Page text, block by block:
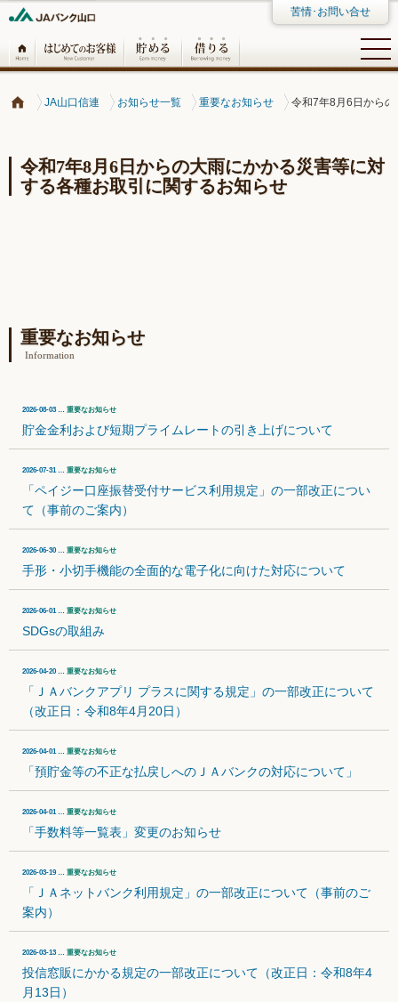
苦情･お問い合せ
JA山口信連 お知らせ一覧 重要なお知らせ 令和7年8月6日から
令和7年8月6日からの大雨にかかる災害等に対
する各種お取引に関するお知らせ
重要なお知らせ
Information
2026-08-03 … 重要なお知らせ
貯金金利および短期プライムレートの引き上げについて
2026-07-31 … 重要なお知らせ
「ペイジー口座振替受付サービス利用規定」の一部改正につい
て（事前のご案内）
2026-06-30 … 重要なお知らせ
手形・小切手機能の全面的な電子化に向けた対応について
2026-06-01 … 重要なお知らせ
SDGsの取組み
2026-04-20 … 重要なお知らせ
「ＪＡバンクアプリ プラスに関する規定」の一部改正について
（改正日：令和8年4月20日）
2026-04-01 … 重要なお知らせ
「預貯金等の不正な払戻しへのＪＡバンクの対応について」
2026-04-01 … 重要なお知らせ
「手数料等一覧表」変更のお知らせ
2026-03-19 … 重要なお知らせ
「ＪＡネットバンク利用規定」の一部改正について（事前のご
案内）
2026-03-13 … 重要なお知らせ
投信窓販にかかる規定の一部改正について（改正日：令和8年4
月13日）